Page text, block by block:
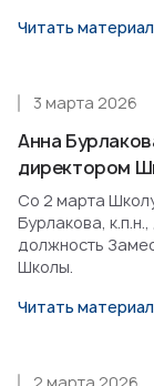
Читать материал
Анна
директором
3 марта 2026
Со 2 марта
Бурлакова,
должность
Школы.
Читать материал